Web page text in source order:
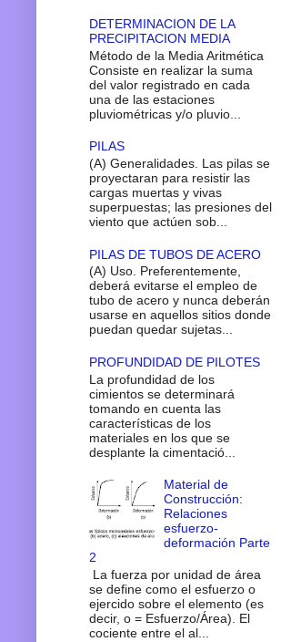
DETERMINACION DE LA
PRECIPITACION MEDIA
Método de la Media Aritmética
Consiste en realizar la suma
del valor registrado en cada
una de las estaciones
pluviométricas y/o pluvio...
PILAS
(A) Generalidades. Las pilas se
proyectaran para resistir las
cargas muertas y vivas
superpuestas; las presiones del
viento que actúen sob...
PILAS DE TUBOS DE ACERO
(A) Uso. Preferentemente,
deberá evitarse el empleo de
tubo de acero y nunca deberán
usarse en aquellos sitios donde
puedan quedar sujetas...
PROFUNDIDAD DE PILOTES
La profundidad de los
cimientos se determinará
tomando en cuenta las
características de los
materiales en los que se
desplante la cimentació...
Material de
Construcción:
Relaciones
esfuerzo-
deformación Parte
2
La fuerza por unidad de área
se define como el esfuerzo o
ejercido sobre el elemento (es
decir, o = Esfuerzo/Área). El
cociente entre el al...